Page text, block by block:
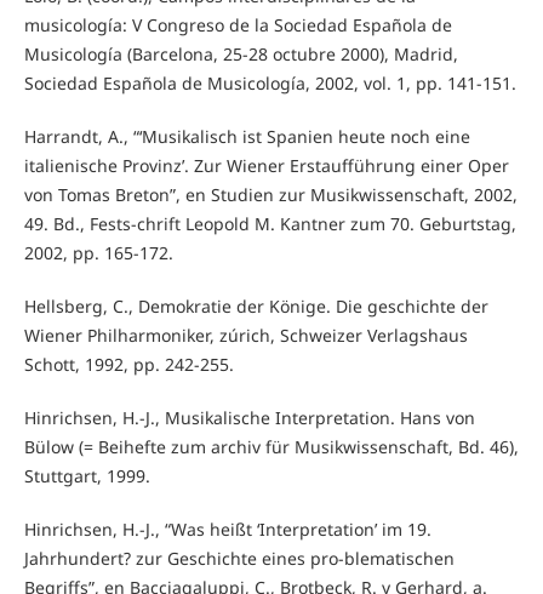
musicología: V Congreso de la Sociedad Española de
Musicología (Barcelona, 25-28 octubre 2000), Madrid,
Sociedad Española de Musicología, 2002, vol. 1, pp. 141-151.
Harrandt, A., “‘Musikalisch ist Spanien heute noch eine
italienische Provinz’. Zur Wiener Erstaufführung einer Oper
von Tomas Breton”, en Studien zur Musikwissenschaft, 2002,
49. Bd., Fests-chrift Leopold M. Kantner zum 70. Geburtstag,
2002, pp. 165-172.
Hellsberg, C., Demokratie der Könige. Die geschichte der
Wiener Philharmoniker, zúrich, Schweizer Verlagshaus
Schott, 1992, pp. 242-255.
Hinrichsen, H.-J., Musikalische Interpretation. Hans von
Bülow (= Beihefte zum archiv für Musikwissenschaft, Bd. 46),
Stuttgart, 1999.
Hinrichsen, H.-J., “Was heißt ‘Interpretation’ im 19.
Jahrhundert? zur Geschichte eines pro-blematischen
Begriffs”, en Bacciagaluppi, C., Brotbeck, R. y Gerhard, a.